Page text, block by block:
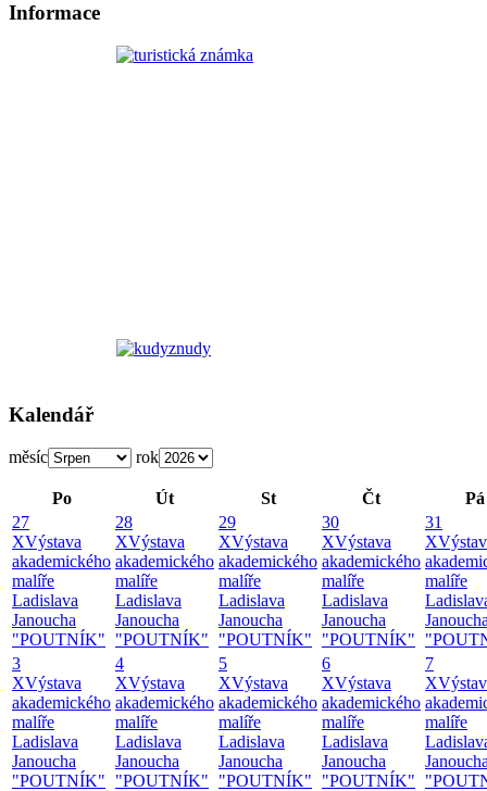
Informace
Kalendář
měsíc rok
Po Út St Čt
Pá
27
XVýstava
akademického
malíře
Ladislava
Janoucha
"POUTNÍK"
28
XVýstava
akademického
malíře
Ladislava
Janoucha
"POUTNÍK"
29
XVýstava
akademického
malíře
Ladislava
Janoucha
"POUTNÍK"
30
XVýstava
akademického
malíře
Ladislava
Janoucha
"POUTNÍK"
31
X
malíře
3
XVýstava
akademického
malíře
Ladislava
Janoucha
"POUTNÍK"
4
XVýstava
akademického
malíře
Ladislava
Janoucha
"POUTNÍK"
5
XVýstava
akademického
malíře
Ladislava
Janoucha
"POUTNÍK"
6
XVýstava
akademického
malíře
Ladislava
Janoucha
"POUTNÍK"
7
X
malíře